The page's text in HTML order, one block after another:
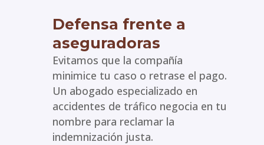
Defensa frente a
aseguradoras
Evitamos que la compañía
minimice tu caso o retrase el pago.
Un abogado especializado en
accidentes de tráfico negocia en tu
nombre para reclamar la
indemnización justa.